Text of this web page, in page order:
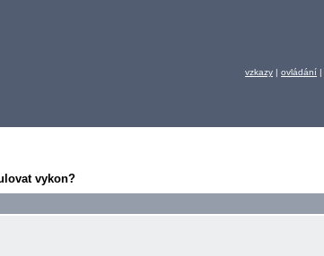
vzkazy | ovládání |
vykon?